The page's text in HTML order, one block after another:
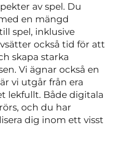
av spel. Du
en mängd
spel, inklusive
också tid för att
skapa starka
Vi ägnar också en
vi utgår från era
lekfullt. Både digitala
och du har
dig inom ett visst